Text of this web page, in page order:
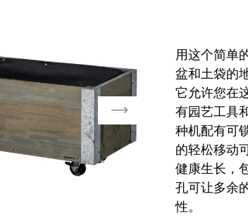
用这个简单
盆和土袋的
它允许您在
有园艺工具
种机配有可
的轻松移动
健康生长，
孔可让多余
性。